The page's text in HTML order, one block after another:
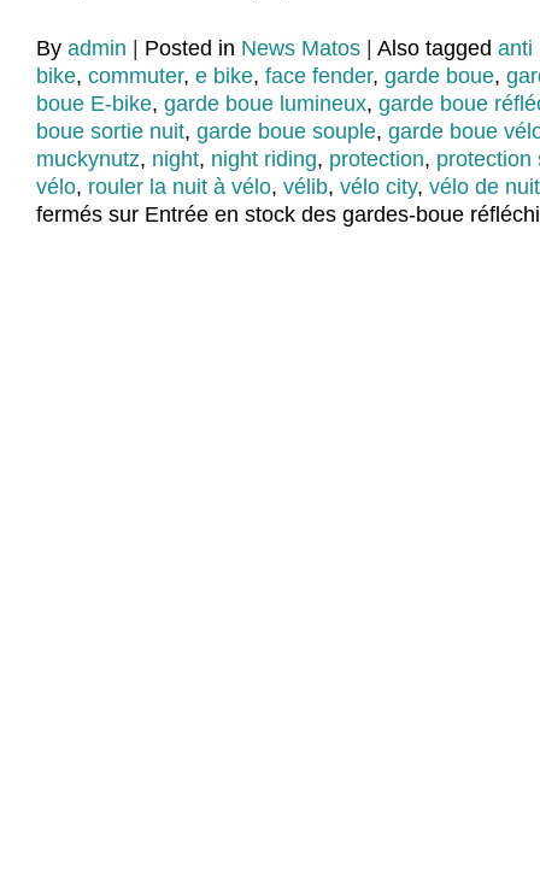
By admin Posted in News Matos Also tagged anti
bike, commuter, e bike, face fender, garde boue,
boue E-bike, garde boue lumineux, garde boue
boue sortie nuit, garde boue souple, garde boue
muckynutz, night, night riding, protection, protection
vélo, rouler la nuit à vélo, vélib, vélo city, vélo de nuit
fermés sur Entrée en stock des gardes-boue